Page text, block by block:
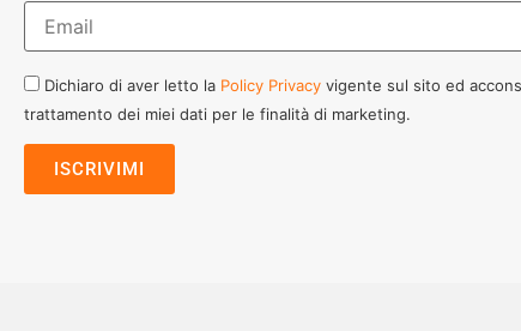
Dichiaro di aver letto la Policy Privacy vigente sul sito ed
trattamento dei miei dati per le finalità di marketing.